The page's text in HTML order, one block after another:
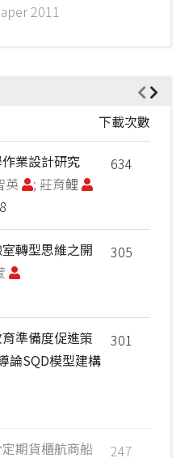
2011
下載次數
634
業設計研究
英 ; 莊育鲤
305
轉型思維之開
301
準備度促進策
論SQD模型建構
247
期貨櫃航商船